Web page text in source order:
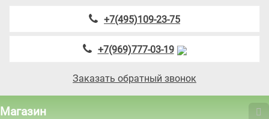
+7(495)109-23-75
+7(969)777-03-19
Заказать обратный звонок
Магазин